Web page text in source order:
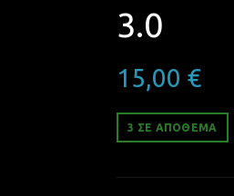
3.0
15,00 €
3 ΣΕ ΑΠΌΘΕΜΑ